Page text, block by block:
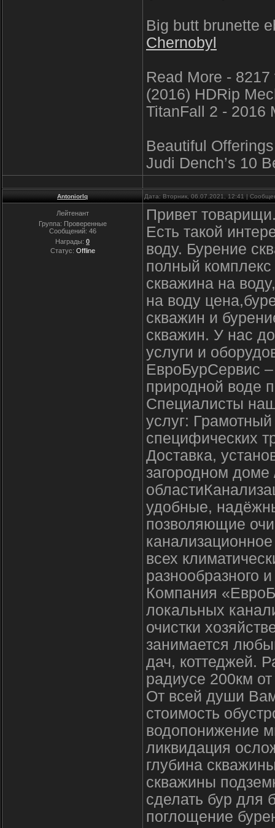
Big butt brunette
Chernobyl
Read More -
(2016) HDRip
TitanFall 2 - 2016
Beautiful
Judi Dench’s 10
Antoniorlq Дата: Вторник, 06.07.2021, 12:41 |
Лейтенант
Группа: Проверенные
Сообщений: 46
Награды: 0
Статус: Offline
Привет
Есть такой
воду. Бурение
полный комплекс
скважина на
на воду
скважин и
скважин. У нас
услуги и
ЕвроБурСервис –
природной воде
Специалисты
услуг:
специфических
Доставка,
загородном
удобные,
позволяющие
всех
разнообразного
Компания
локальных
очистки
занимается
дач, коттеджей.
радиусе 200км
От всей души
стоимость
водопонижение
ликвидация
глубина
скважины
сделать бур для
поглощение